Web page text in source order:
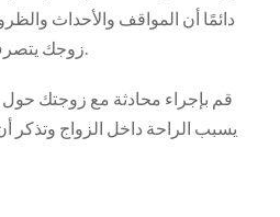
دائمًا أن المواقف والأحداث
قم بإجراء محادثة مع زوجتك
يسبب الراحة داخل الزواج